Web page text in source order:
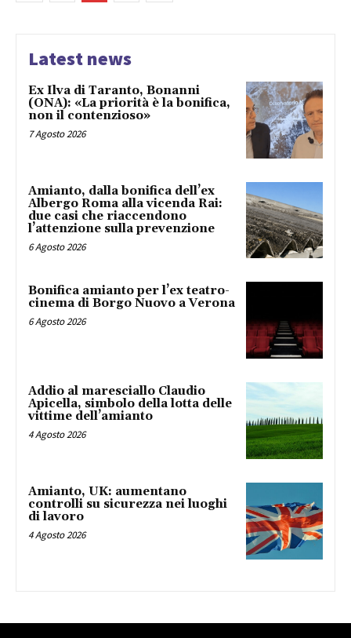
Latest news
Ex Ilva di Taranto, Bonanni
(ONA): «La priorità è la bonifica,
non il contenzioso»
7 Agosto 2026
Amianto, dalla bonifica dell’ex
Albergo Roma alla vicenda Rai:
due casi che riaccendono
l’attenzione sulla prevenzione
6 Agosto 2026
Bonifica amianto per l’ex teatro-
cinema di Borgo Nuovo a Verona
6 Agosto 2026
Addio al maresciallo Claudio
Apicella, simbolo della lotta delle
vittime dell’amianto
4 Agosto 2026
Amianto, UK: aumentano
controlli su sicurezza nei luoghi
di lavoro
4 Agosto 2026